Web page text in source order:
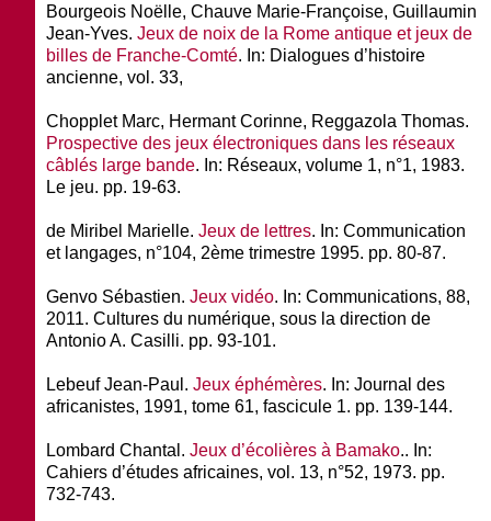
Bourgeois Noëlle, Chauve Marie-Françoise, Guillaumin
Jean-Yves.Jeux de noix de la Rome antique et jeux de
billes de Franche-Comté. In: Dialogues d’histoire
ancienne, vol. 33,
Chopplet Marc, Hermant Corinne, Reggazola Thomas.
Prospective des jeux électroniques dans les réseaux
câblés large bande. In: Réseaux, volume 1, n°1, 1983.
Le jeu. pp. 19-63.
de Miribel Marielle.Jeux de lettres. In: Communication
et langages, n°104, 2ème trimestre 1995. pp. 80-87.
Genvo Sébastien.Jeux vidéo. In: Communications, 88,
2011. Cultures du numérique, sous la direction de
Antonio A. Casilli. pp. 93-101.
Lebeuf Jean-Paul.Jeux éphémères. In: Journal des
africanistes, 1991, tome 61, fascicule 1. pp. 139-144.
Lombard Chantal.Jeux d’écolières à Bamako.. In:
Cahiers d’études africaines, vol. 13, n°52, 1973. pp.
732-743.